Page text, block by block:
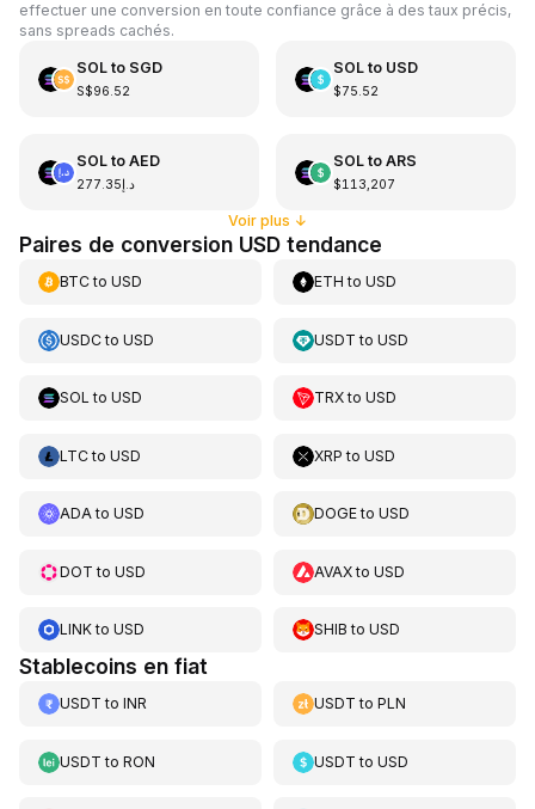
effectuer une conversion en toute confiance grâce à des taux précis,
sans spreads cachés.
SOLto SGD
S$96.52
SOLto USD
$75.52
SOLto AED
د.إ277.35
SOLto ARS
$113,207
Voir plus ↓
Paires de conversion USD tendance
BTCto USD ETH toUSD
USDCto USD USDT toUSD
SOL to USD TRXtoUSD
LTCto USD XRP toUSD
ADAto USD DOGEtoUSD
DOT to USD AVAXtoUSD
LINKto USD SHIB toUSD
Stablecoins en fiat
USDT to INR USDT toPLN
USDT to RON USDT toUSD